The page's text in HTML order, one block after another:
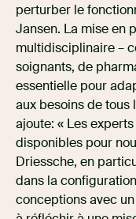
perturber le
Jansen. La mise en
multidisciplinaire –
soignants, de
essentielle pour
aux besoins de tous
ajoute: « Les
disponibles pour
Driessche, en
dans la
conceptions avec